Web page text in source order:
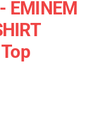
EMINEM